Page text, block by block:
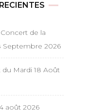
de la
Septembre 2026
du Mardi 18 Août
août 2026